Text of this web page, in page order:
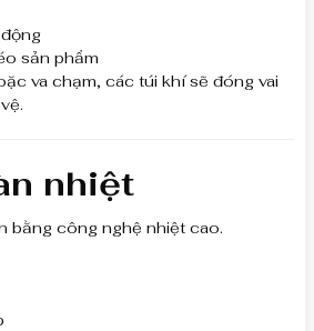
sản phẩm
va chạm, các túi khí sẽ đóng vai
nhiệt
bằng công nghệ nhiệt cao.